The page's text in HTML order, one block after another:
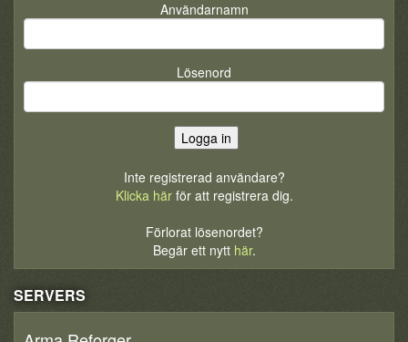
Användarnamn
Lösenord
Inte registrerad användare?
Klicka härför att registrera dig.
Förlorat lösenordet?
Begär ett nytt här.
SERVERS